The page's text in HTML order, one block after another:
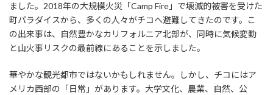
ました。2018年の大規模火災「Camp Fire」で壊滅的被害を受けた
町パラダイスから、多くの人々がチコへ避難してきたのです。こ
の出来事は、自然豊かなカリフォルニア北部が、同時に気候変動
と山火事リスクの最前線にあることを示しました。
華やかな観光都市ではないかもしれません。しかし、チコにはア
メリカ西部の「日常」があります。大学文化、農業、自然、公